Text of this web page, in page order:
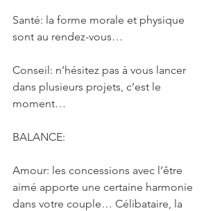
Santé: la forme morale et physique
sont au rendez-vous…
Conseil: n’hésitez pas à vous lancer
dans plusieurs projets, c’est le
moment…
BALANCE:
Amour: les concessions avec l’être
aimé apporte une certaine harmonie
dans votre couple… Célibataire, la